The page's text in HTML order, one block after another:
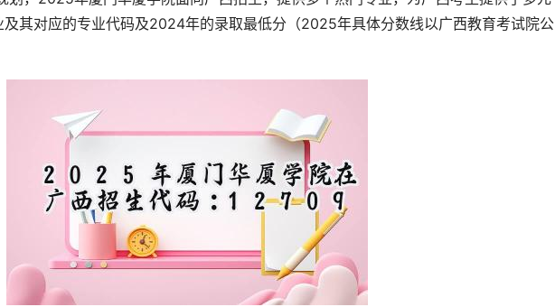
其对应的专业代码及2024年的录取最低分（2025年具体分数线以广西教育考试院公